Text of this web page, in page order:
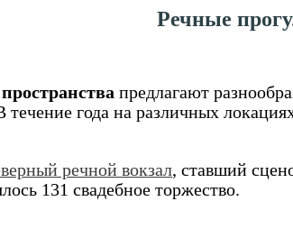
Речные
предлагают
течение года на различных
речной вокзал, ставший
131 свадебное торжество.